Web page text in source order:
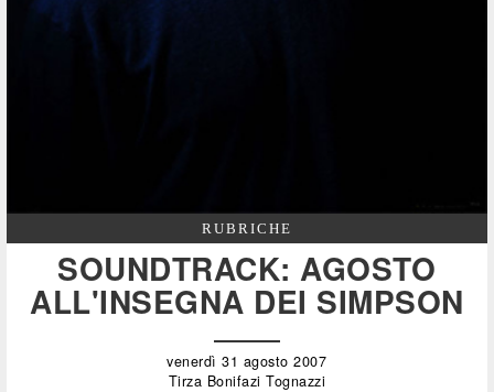
RUBRICHE
SOUNDTRACK: AGOSTO
ALL'INSEGNA DEI SIMPSON
venerdì 31 agosto 2007
Tirza Bonifazi Tognazzi